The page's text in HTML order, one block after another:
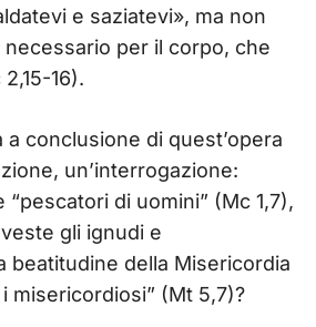
e saziatevi», ma non
necessario per il corpo, che
16).
a conclusione di quest’opera
un’interrogazione:
di uomini” (Mc 1,7),
gli ignudi e
beatitudine della Misericordia
misericordiosi” (Mt 5,7)?